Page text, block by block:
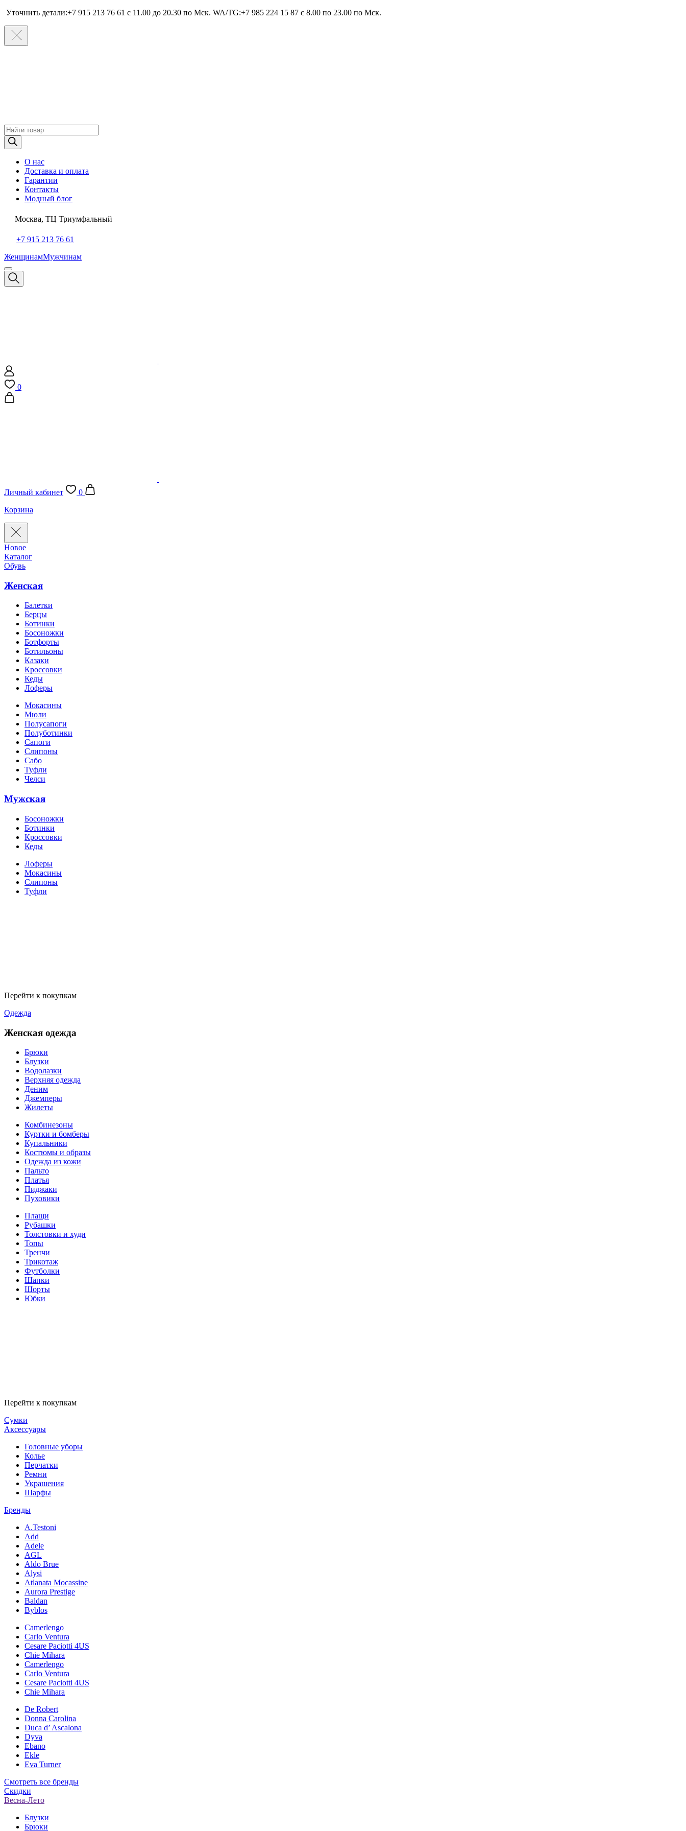
Уточнить детали:+7 915 213 76 61 c 11.00 до 20.30 по Мcк. WA/TG:+7 985 224 15 87 c 8.00 по 23.00 по Мcк.
Поиск
товаров
О нас
Доставка и оплата
Гарантии
Контакты
Модный блог
Москва, ТЦ Триумфальный
+7 915 213 76 61
ЖенщинамМужчинам
0
Личный кабинет
0
Корзина
Новое
Каталог
Обувь
Женская
Балетки
Берцы
Ботинки
Босоножки
Ботфорты
Ботильоны
Казаки
Кроссовки
Кеды
Лоферы
Мокасины
Мюли
Полусапоги
Полуботинки
Сапоги
Слипоны
Сабо
Туфли
Челси
Мужская
Босоножки
Ботинки
Кроссовки
Кеды
Лоферы
Мокасины
Слипоны
Туфли
Перейти к покупкам
Одежда
Женская одежда
Брюки
Блузки
Водолазки
Верхняя одежда
Деним
Джемперы
Жилеты
Комбинезоны
Куртки и бомберы
Купальники
Костюмы и образы
Одежда из кожи
Пальто
Платья
Пиджаки
Пуховики
Плащи
Рубашки
Толстовки и худи
Топы
Тренчи
Трикотаж
Футболки
Шапки
Шорты
Юбки
Перейти к покупкам
Сумки
Аксессуары
Головные уборы
Колье
Перчатки
Ремни
Украшения
Шарфы
Бренды
A.Testoni
Add
Adele
AGL
Aldo Brue
Alysi
Atlanata Mocassine
Aurora Prestige
Baldan
Byblos
Camerlengo
Carlo Ventura
Cesare Paciotti 4US
Chie Mihara
Camerlengo
Carlo Ventura
Cesare Paciotti 4US
Chie Mihara
De Robert
Donna Carolina
Duca d’ Ascalona
Dyva
Ebano
Ekle
Eva Turner
Смотреть все бренды
Скидки
Весна-Лето
Блузки
Брюки